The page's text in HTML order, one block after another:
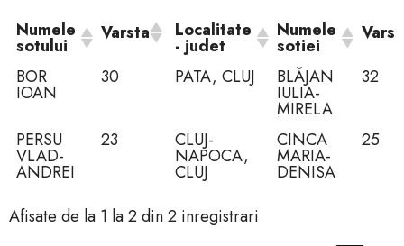
Numele
sotului
Varsta Localitate
- judet
Numele
sotiei
Numele
sotului
Varsta Localitate
- judet
Numele
sotiei
BOR
IOAN
30 PATA, CLUJ BLĂJAN
IULIA-
MIRELA
32
PERSU
VLAD-
ANDREI
23 CLUJ-
NAPOCA,
CLUJ
CINCA
MARIA-
DENISA
25
Afisate de la 1 la 2 din 2 inregistrari